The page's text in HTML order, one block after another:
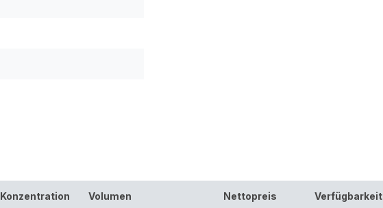
Konzentration Volumen Nettopreis Verfügbarkeit